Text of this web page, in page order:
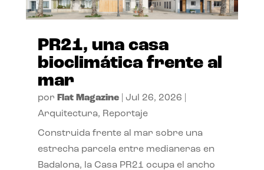
PR21, una casa
bioclimática frente al
mar
por Flat Magazine| Jul 26, 2026
Arquitectura, Reportaje
Construida frente al mar sobre una
estrecha parcela entre medianeras en
Badalona, la Casa PR21 ocupa el ancho